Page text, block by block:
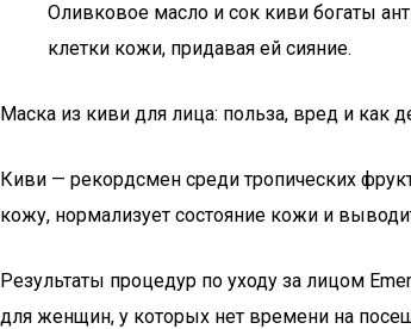
Оливковое масло и сок киви богаты
клетки кожи, придавая ей сияние.
Маска из киви для лица: польза, вред и как
Киви — рекордсмен среди тропических
кожу, нормализует состояние кожи и
Результаты процедур по уходу за лицом
для женщин, у которых нет времени на